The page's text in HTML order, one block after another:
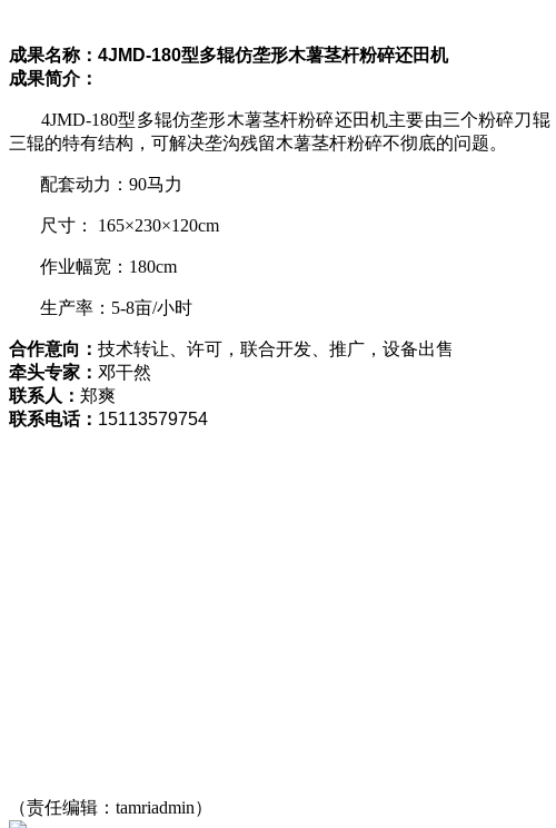
成果名称：4JMD-180型多辊仿垄形木薯茎杆粉碎还田机
成果简介：
4JMD-180型多辊仿垄形木薯茎杆粉碎还田机主要由三个粉碎刀辊
三辊的特有结构，可解决垄沟残留木薯茎杆粉碎不彻底的问题。
配套动力：90马力
尺寸： 165×230×120cm
作业幅宽：180cm
生产率：5-8亩/小时
合作意向： 技术转让、许可，联合开发、推广，设备出售
牵头专家： 邓干然
联系人： 郑爽
联系电话： 15113579754
（责任编辑：tamriadmin）